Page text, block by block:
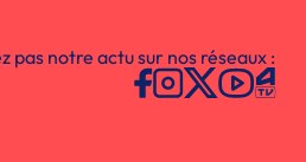
pas notre actu sur nos réseaux :